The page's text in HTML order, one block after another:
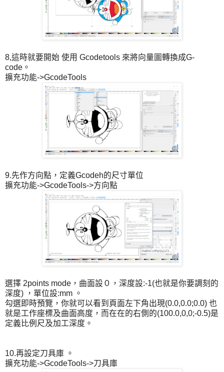
8,這時就要開始 使用 Gcodetools 來將向量圖轉換成G-
code。
擴充功能->GcodeTools
9.先作方向點，定義Gcodeh的尺寸單位
擴充功能->GcodeTools->方向點
選擇 2points mode，曲面設０，深度設:-1(也就是你要調刻的
深度) ，單位設:mm 。
勾選即時預覽，你就可以看到頁面左下角出現(0.0,0.0;0.0) 也
就是工作座標及曲面高度，而在在的右側的(100.0,0,0;-0.5)是
定義比例尺及加工深度。
10.再設定刀具庫 。
擴充功能->GcodeTools->刀具庫